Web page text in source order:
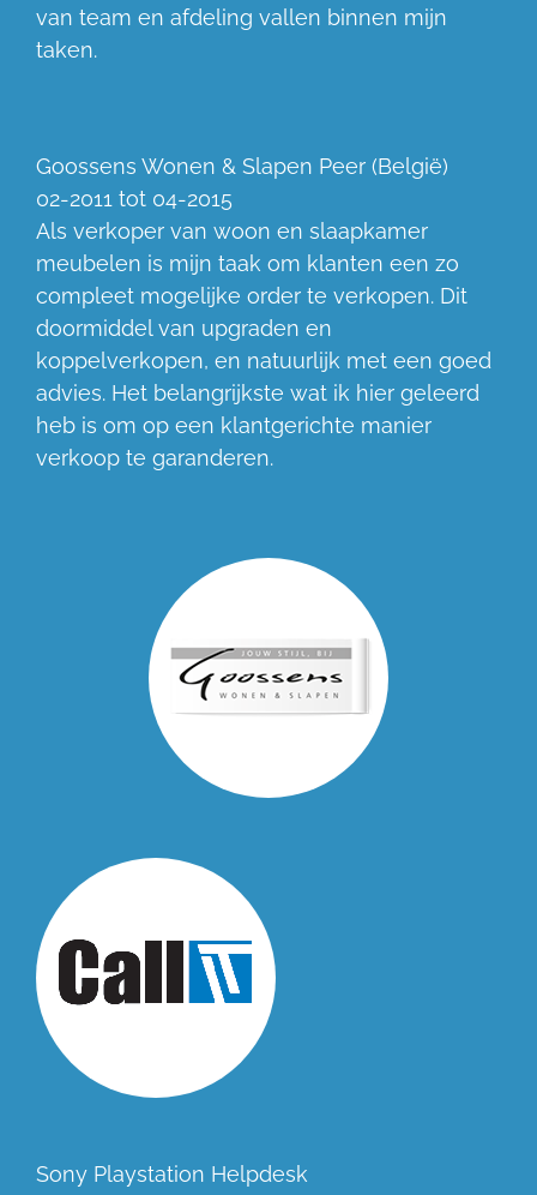
van team en afdeling vallen binnen mijn
taken.
Goossens Wonen & Slapen Peer (België)
02-2011 tot 04-2015
Als verkoper van woon en slaapkamer
meubelen is mijn taak om klanten een zo
compleet mogelijke order te verkopen. Dit
doormiddel van upgraden en
koppelverkopen, en natuurlijk met een goed
advies. Het belangrijkste wat ik hier geleerd
heb is om op een klantgerichte manier
verkoop te garanderen.
Sony Playstation Helpdesk